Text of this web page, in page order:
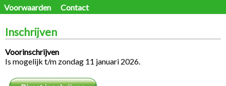
Voorwaarden
Contact
Inschrijven
Voorinschrijven
Is mogelijk t/m zondag 11 januari 2026.